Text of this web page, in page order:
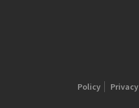
Policy Privacy